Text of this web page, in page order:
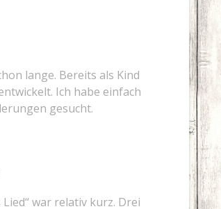
lange. Bereits als Kind
Ich habe einfach
gesucht.
war relativ kurz. Drei